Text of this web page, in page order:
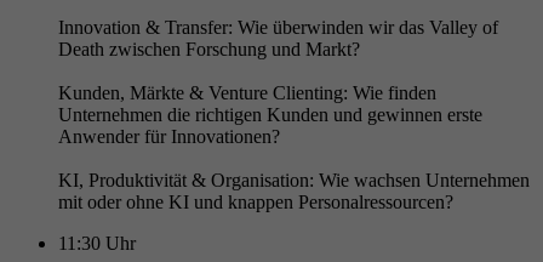
Innovation & Transfer: Wie überwinden wir das Valley of
Death zwischen Forschung und Markt?
Kunden, Märkte & Venture Clienting: Wie finden
Unternehmen die richtigen Kunden und gewinnen erste
Anwender für Innovationen?
KI, Produktivität & Organisation: Wie wachsen Unternehmen
mit oder ohne KI und knappen Personalressourcen?
11:30 Uhr